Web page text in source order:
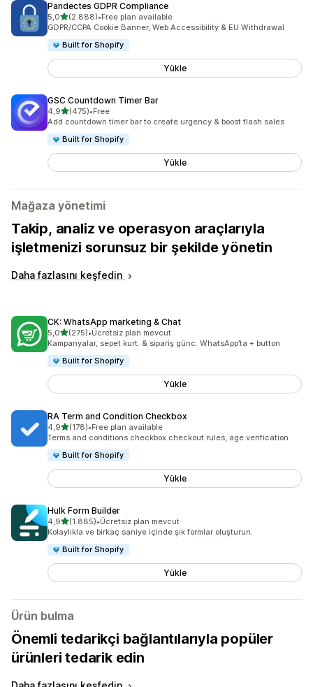
Pandectes GDPR Compliance
5,05 yıldız üzerinden
(2.888)
toplam 2888 değerlendirme
•Free plan available
GDPR/CCPA Cookie Banner, Web Accessibility & EU Withdrawal
Built for Shopify
Yükle
GSC Countdown Timer Bar
4,95 yıldız üzerinden
(475)
toplam 475 değerlendirme
•Free
Add countdown timer bar to create urgency & boost flash sales
Built for Shopify
Yükle
Mağaza yönetimi
Takip, analiz ve operasyon araçlarıyla
işletmenizi sorunsuz bir şekilde yönetin
Daha fazlasını keşfedin
CK: WhatsApp marketing & Chat
5,05 yıldız üzerinden
(275)
toplam 275 değerlendirme
•Ücretsiz plan mevcut
Kampanyalar, sepet kurt. & sipariş günc. WhatsApp’ta + button
Built for Shopify
Yükle
RA Term and Condition Checkbox
4,95 yıldız üzerinden
(178)
toplam 178 değerlendirme
•Free plan available
Terms and conditions checkbox checkout rules, age verification
Built for Shopify
Yükle
Hulk Form Builder
4,95 yıldız üzerinden
(1.885)
toplam 1885 değerlendirme
•Ücretsiz plan mevcut
Kolaylıkla ve birkaç saniye içinde şık formlar oluşturun.
Built for Shopify
Yükle
Ürün bulma
Önemli tedarikçi bağlantılarıyla popüler
ürünleri tedarik edin